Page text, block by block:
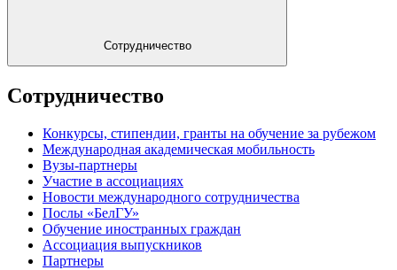
Сотрудничество
Сотрудничество
Конкурсы, стипендии, гранты на обучение за рубежом
Международная академическая мобильность
Вузы-партнеры
Участие в ассоциациях
Новости международного сотрудничества
Послы «БелГУ»
Обучение иностранных граждан
Ассоциация выпускников
Партнеры